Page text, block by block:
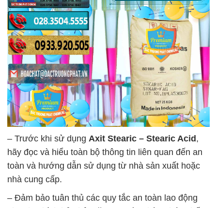
– Trước khi sử dụng Axit Stearic – Stearic Acid ,
hãy đọc và hiểu toàn bộ thông tin liên quan đến an
toàn và hướng dẫn sử dụng từ nhà sản xuất hoặc
nhà cung cấp.
– Đảm bảo tuân thủ các quy tắc an toàn lao động